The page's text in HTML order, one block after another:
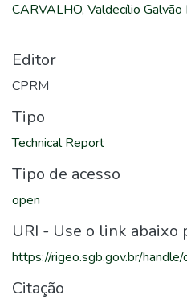
CARVALHO, Valdecílio
Editor
CPRM
Tipo
Technical Report
Tipo de acesso
open
URI - Use o link abaixo
https://rigeo.sgb.gov.br/
Citação